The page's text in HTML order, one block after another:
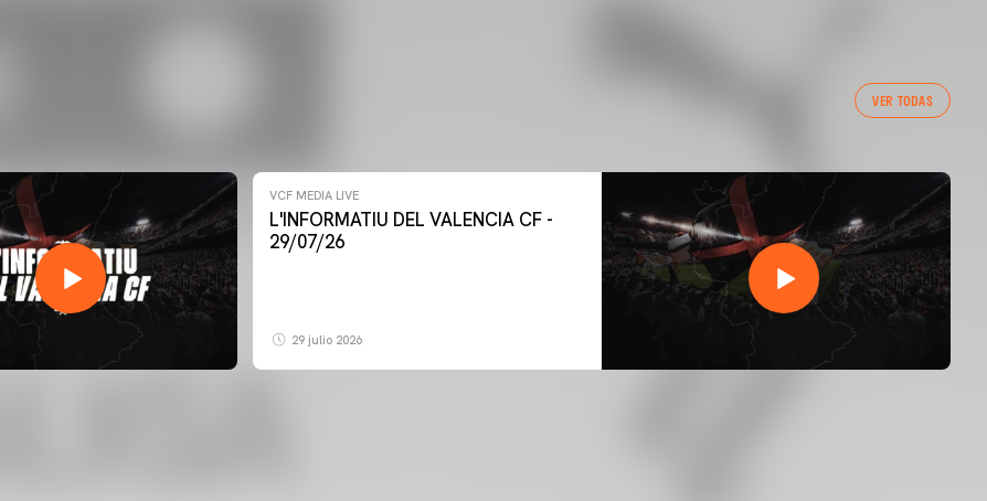
VER TODAS
VCF MEDIA LIVE
L'INFORMATIU DEL VALENCIA CF -
29/07/26
29 julio 2026